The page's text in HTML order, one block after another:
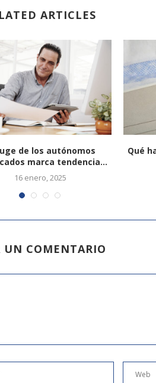
ARTICLES
de los autónomos
marca tendencia...
16 enero, 2025
Qué
UN COMENTARIO